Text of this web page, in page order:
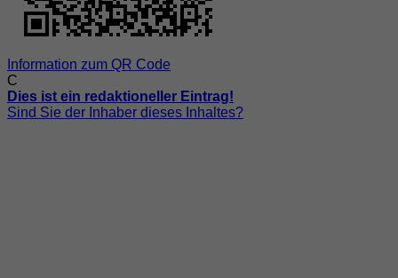
Information zum QR Code
C
Dies ist ein redaktioneller Eintrag!
Sind Sie der Inhaber dieses Inhaltes?